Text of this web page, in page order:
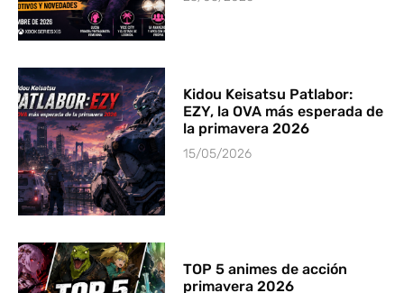
Kidou Keisatsu Patlabor:
EZY, la OVA más esperada de
la primavera 2026
15/05/2026
TOP 5 animes de acción
primavera 2026